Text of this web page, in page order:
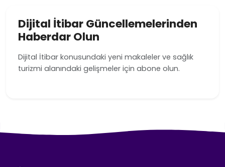
Dijital İtibar Güncellemelerinden
Haberdar Olun
Dijital İtibar konusundaki yeni makaleler ve sağlık
turizmi alanındaki gelişmeler için abone olun.